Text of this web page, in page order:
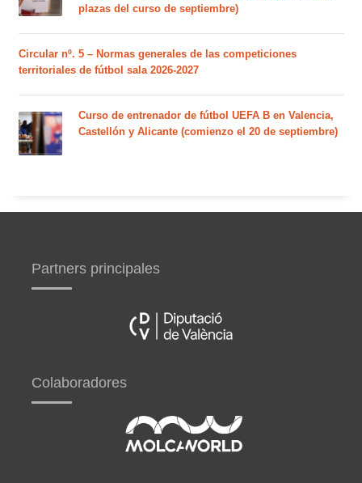
plazas del curso de septiembre)
Circular nº. 5 – Normas generales de las competiciones
territoriales de fútbol sala 2026-2027
Curso de entrenador de fútbol UEFA B en Valencia,
Castellón y Alicante (comienzo el 20 de septiembre)
Partners principales
Colaboradores